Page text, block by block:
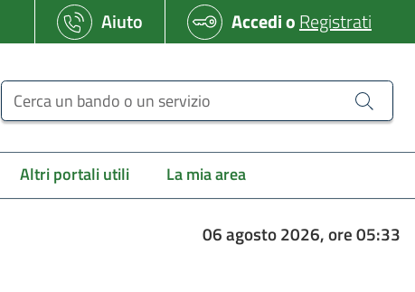
Aiuto AccedioRegistrati
Cerca un bando o un servizio
Altri portali utili La mia area
06 agosto 2026, ore 05:33